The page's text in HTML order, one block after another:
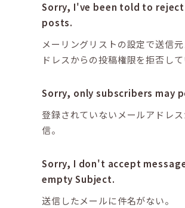
Sorry, I've been told to
posts.
メーリングリストの設定で送信
ドレスからの投稿権限を拒否して
Sorry, only subscribers may
登録されていないメールアドレ
信。
Sorry, I don't accept
empty Subject.
送信したメールに件名がない。